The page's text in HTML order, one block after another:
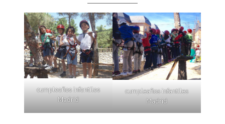
cumpleaños infantiles
Madrid
cumpleaños infantiles
Madrid